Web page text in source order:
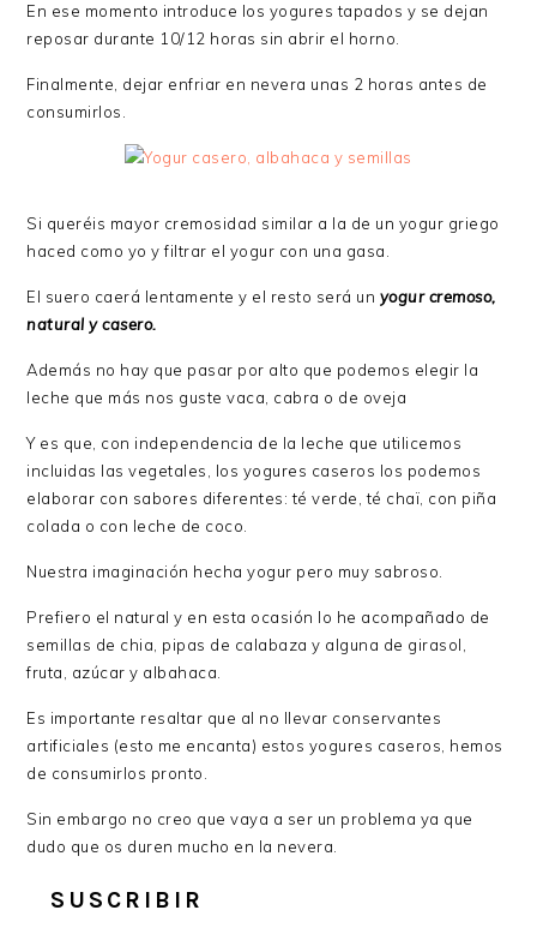
En ese momento introduce los yogures tapados y se dejan
reposar durante 10/12 horas sin abrir el horno.
Finalmente, dejar enfriar en nevera unas 2 horas antes de
consumirlos.
Si queréis mayor cremosidad similar a la de un yogur griego
haced como yo y filtrar el yogur con una gasa.
El suero caerá lentamente y el resto será un yogur cremoso,
natural y casero.
Además no hay que pasar por alto que podemos elegir la
leche que más nos guste vaca, cabra o de oveja
Y es que, con independencia de la leche que utilicemos
incluidas las vegetales, los yogures caseros los podemos
elaborar con sabores diferentes: té verde, té chaï, con piña
colada o con leche de coco.
Nuestra imaginación hecha yogur pero muy sabroso.
Prefiero el natural y en esta ocasión lo he acompañado de
semillas de chia, pipas de calabaza y alguna de girasol,
fruta, azúcar y albahaca.
Es importante resaltar que al no llevar conservantes
artificiales (esto me encanta) estos yogures caseros, hemos
de consumirlos pronto.
Sin embargo no creo que vaya a ser un problema ya que
dudo que os duren mucho en la nevera.
SUSCRIBIR